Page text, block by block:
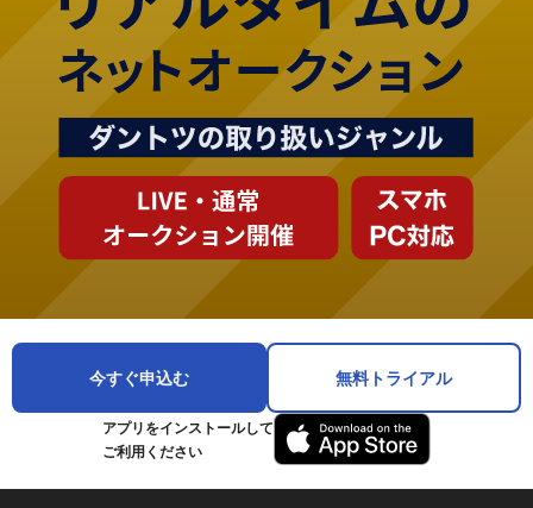
今すぐ申込む 無料トライアル
アプリをインストールして
ご利用ください